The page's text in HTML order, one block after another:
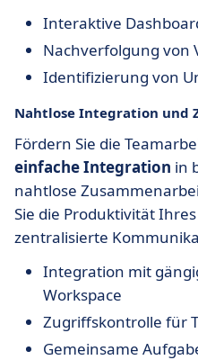
Interaktive
Nachverfolgung von
Identifizierung von
Nahtlose Integration und
Fördern Sie die
einfache Integration in
nahtlose
Sie die Produktivität
zentralisierte
Integration mit
Workspace
Zugriffskontrolle für
Gemeinsame